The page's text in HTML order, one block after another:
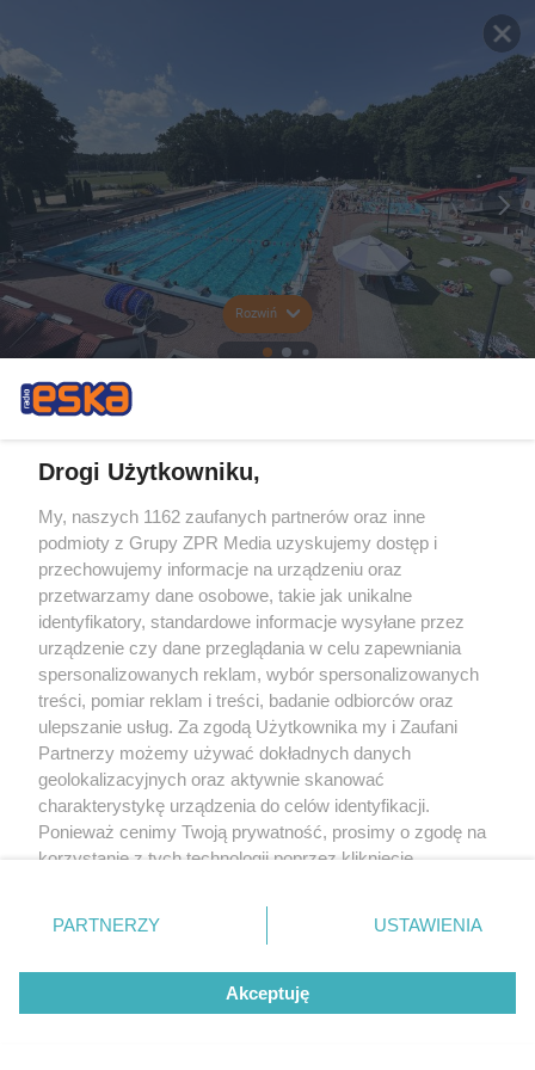
Rozwiń
Drogi Użytkowniku,
My, naszych 1162 zaufanych partnerów oraz inne
podmioty z Grupy ZPR Media uzyskujemy dostęp i
przechowujemy informacje na urządzeniu oraz
przetwarzamy dane osobowe, takie jak unikalne
identyfikatory, standardowe informacje wysyłane przez
urządzenie czy dane przeglądania w celu zapewniania
spersonalizowanych reklam, wybór spersonalizowanych
treści, pomiar reklam i treści, badanie odbiorców oraz
ulepszanie usług. Za zgodą Użytkownika my i Zaufani
Partnerzy możemy używać dokładnych danych
geolokalizacyjnych oraz aktywnie skanować
charakterystykę urządzenia do celów identyfikacji.
Ponieważ cenimy Twoją prywatność, prosimy o zgodę na
korzystanie z tych technologii poprzez kliknięcie
zmienić/wycofać klikając przycisk ustawień prywatności
znajdujący się w lewym dolnym rogu strony
rodzaje przetwarzania danych nie wymagają zgody
użytkownika, ale masz prawo sprzeciwić się takiemu
przetwarzaniu. Preferencje będą miały zastosowanie tylko
PARTNERZY USTAWIENIA
Akceptuję